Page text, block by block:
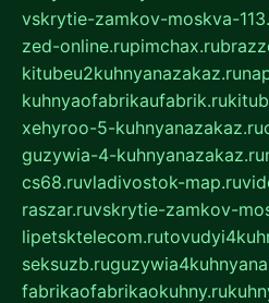
vskrytie-zamkov-moskva-
zed-online.rupimchax.ru
kitubeu2kuhnyanazakaz.ru
kuhnyaofabrikaufabrik.ru
xehyroo-5-kuhnyanazakaz.ru
guzywia-4-kuhnyanazakaz.ru
cs68.ruvladivostok-map.ru
raszar.ruvskrytie-zamkov-
lipetsktelecom.ru
seksuzb.ru
fabrikaofabrikaokuhny.ru